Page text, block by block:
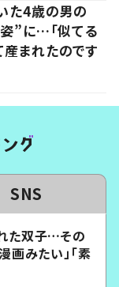
た4歳の男の
”に…「似てる
産まれたのです
SNS
た双子…その
画みたい」「素